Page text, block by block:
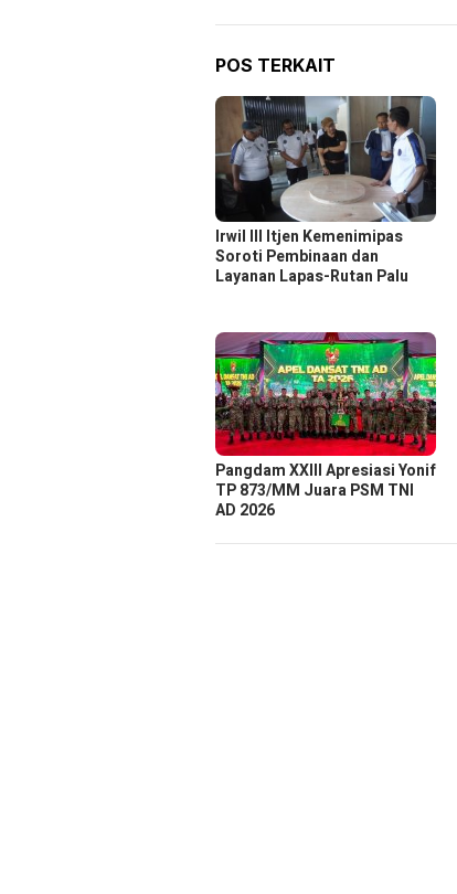
POS TERKAIT
Irwil III Itjen Kemenimipas
Soroti Pembinaan dan
Layanan Lapas-Rutan Palu
Pangdam XXIII Apresiasi Yonif
TP 873/MM Juara PSM TNI
AD 2026